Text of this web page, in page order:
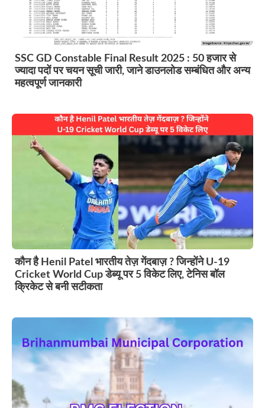
SSC GD Constable Final Result 2025 : 50 हजार से
ज्यादा पदों पर चयन सूची जारी, जाने डाउनलोड सम्बंधित और अन्य
महत्वपूर्ण जानकारी
कौन है Henil Patel भारतीय तेज़ गेंदबाज़ ? जिन्होंने U-19
Cricket World Cup डेब्यू पर 5 विकेट लिए, टेनिस बॉल
क्रिकेट से बनी सटीकता